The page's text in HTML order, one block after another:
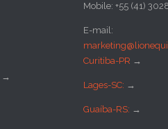
→
Mobile: +55 (41)
E-mail:
Curitiba-PR →
Lages-SC: →
Guaíba-RS: →